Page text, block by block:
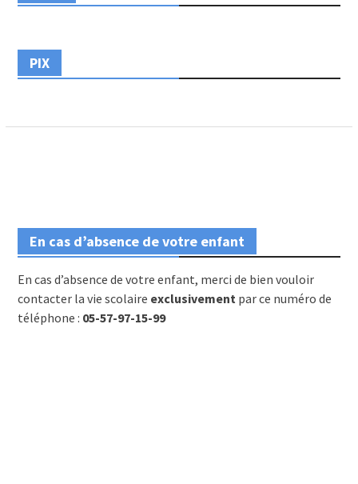
PIX
En cas d’absence de votre enfant
En cas d’absence de votre enfant, merci de bien vouloir
contacter la vie scolaire exclusivementpar ce numéro de
téléphone : 05-57-97-15-99